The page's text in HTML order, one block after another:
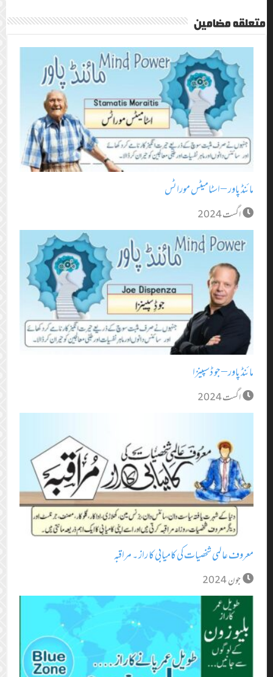
متعلقہ مضامین
مائنڈ پاور – اسٹامیٹس موراٹس
اگست 2024
مائنڈ پاور – جو ڈسپینزا
اگست 2024
معروف عالمی شخصیات کی کامیابی کا راز ۔ مراقبہ
جون 2024